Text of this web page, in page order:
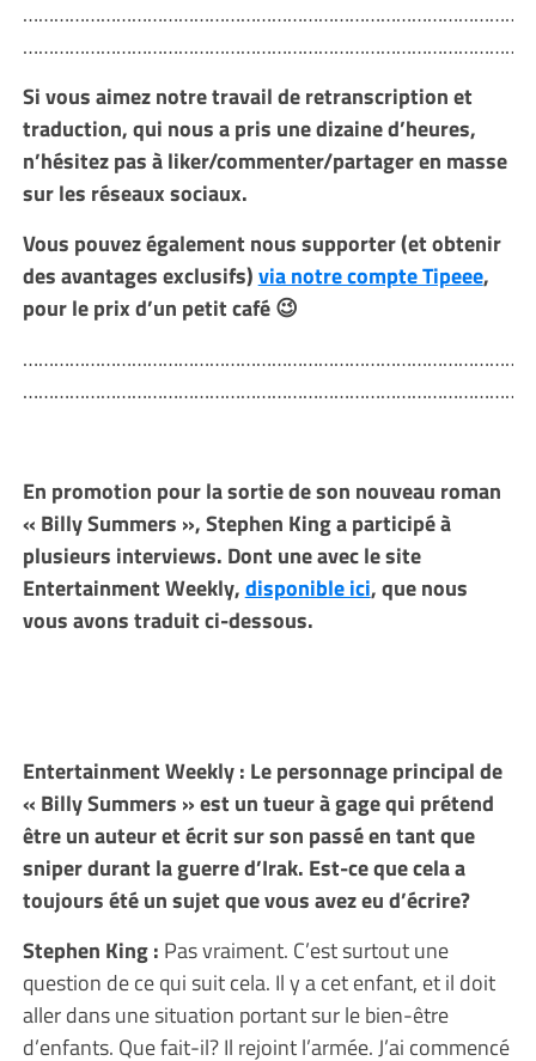
Si vous aimez notre travail de retranscription et
traduction, qui nous a pris une dizaine d’heures,
n’hésitez pas à liker/commenter/partager en masse
sur les réseaux sociaux.
Vous pouvez également nous supporter (et obtenir
des avantages exclusifs)via notre compte Tipeee,
pour le prix d’un petit café 😉
En promotion pour la sortie de son nouveau roman
« Billy Summers », Stephen King a participé à
plusieurs interviews. Dont une avec le site
Entertainment Weekly,disponible ici, que nous
vous avons traduit ci-dessous.
Entertainment Weekly : Le personnage principal de
« Billy Summers » est un tueur à gage qui prétend
être un auteur et écrit sur son passé en tant que
sniper durant la guerre d’Irak. Est-ce que cela a
toujours été un sujet que vous avez eu d’écrire?
Stephen King : Pas vraiment. C’est surtout une
question de ce qui suit cela. Il y a cet enfant, et il doit
aller dans une situation portant sur le bien-être
d’enfants. Que fait-il? Il rejoint l’armée. J’ai commencé